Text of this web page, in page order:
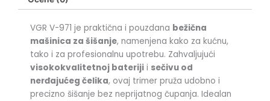
VGR V-971 je praktična i pouzdana bežična
mašinica za šišanje, namenjena kako za kućnu,
tako i za profesionalnu upotrebu. Zahvaljujući
visokokvalitetnoj bateriji i sečivu od
nerđajućeg čelika, ovaj trimer pruža udobno i
precizno šišanje bez neprijatnog čupanja. Idealan